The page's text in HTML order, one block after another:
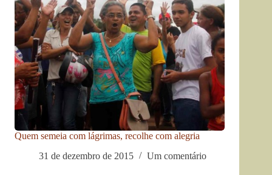
Quem semeia com lágrimas, recolhe com alegria
31 de dezembro de 2015
Um comentário